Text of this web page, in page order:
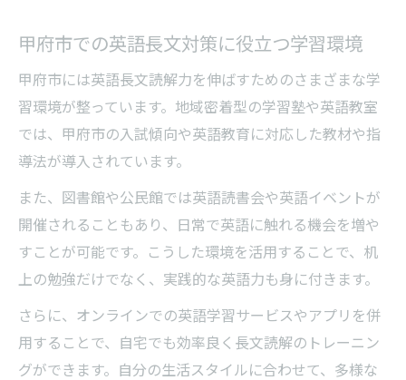
甲府市での英語長文対策に役立つ学習環境
甲府市には英語長文読解力を伸ばすためのさまざまな学
習環境が整っています。地域密着型の学習塾や英語教室
では、甲府市の入試傾向や英語教育に対応した教材や指
導法が導入されています。
また、図書館や公民館では英語読書会や英語イベントが
開催されることもあり、日常で英語に触れる機会を増や
すことが可能です。こうした環境を活用することで、机
上の勉強だけでなく、実践的な英語力も身に付きます。
さらに、オンラインでの英語学習サービスやアプリを併
用することで、自宅でも効率良く長文読解のトレーニン
グができます。自分の生活スタイルに合わせて、多様な